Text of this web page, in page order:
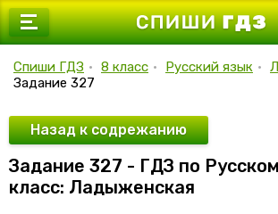
7 класс
9 класс
10 класс
11 класс
Спиши ГДЗ • 8 класс • Русский язык •
Задание 327
Назад к содрежанию
Задание 327 - ГДЗ по
класс: Ладыженская